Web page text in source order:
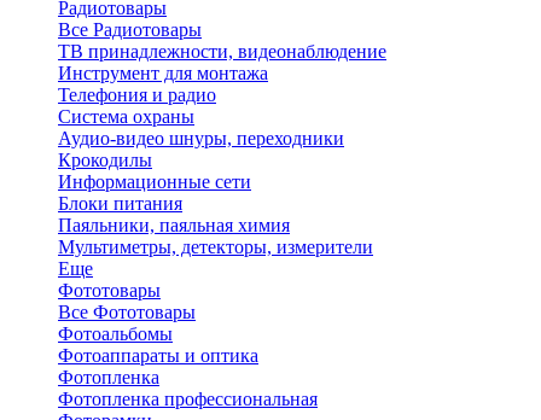
Радиотовары
Все Радиотовары
ТВ принадлежности, видеонаблюдение
Инструмент для монтажа
Телефония и радио
Система охраны
Аудио-видео шнуры, переходники
Крокодилы
Информационные сети
Блоки питания
Паяльники, паяльная химия
Мультиметры, детекторы, измерители
Еще
Фототовары
Все Фототовары
Фотоальбомы
Фотоаппараты и оптика
Фотопленка
Фотопленка профессиональная